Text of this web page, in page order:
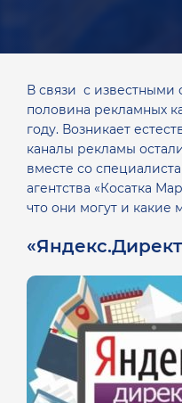
В связи с
половина рекламных
году. Возникает
каналы рекламы
вместе со
агентства «Косатка
что они могут и какие